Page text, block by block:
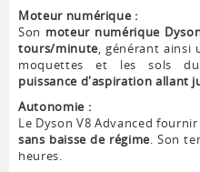
Moteur numérique :
Son moteur numérique
tours/minute, générant ainsi
moquettes et les sols
puissance d'aspiration allant
Autonomie :
Le Dyson V8 Advanced fournir
sans baisse de régime. Son
heures.